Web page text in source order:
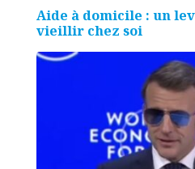
Aide à domicile : un
vieillir chez soi